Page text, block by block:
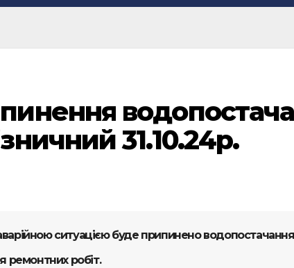
31.10.24р.
аварійною ситуацією буде припинено
ремонтних робіт.